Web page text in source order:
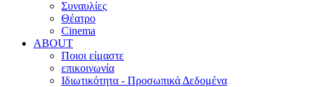
Συναυλίες
Θέατρο
Cinema
ABOUT
Ποιοι είμαστε
επικοινωνία
Ιδιωτικότητα - Προσωπικά Δεδομένα